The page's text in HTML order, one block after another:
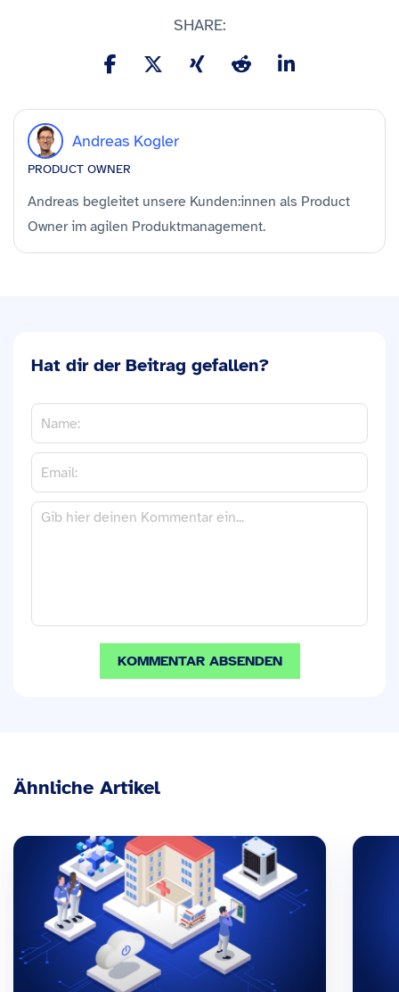
SHARE:
Andreas Kogler
PRODUCT OWNER
Andreas begleitet unsere Kunden:innen als Product
Owner im agilen Produktmanagement.
Hat dir der Beitrag gefallen?
Ähnliche Artikel